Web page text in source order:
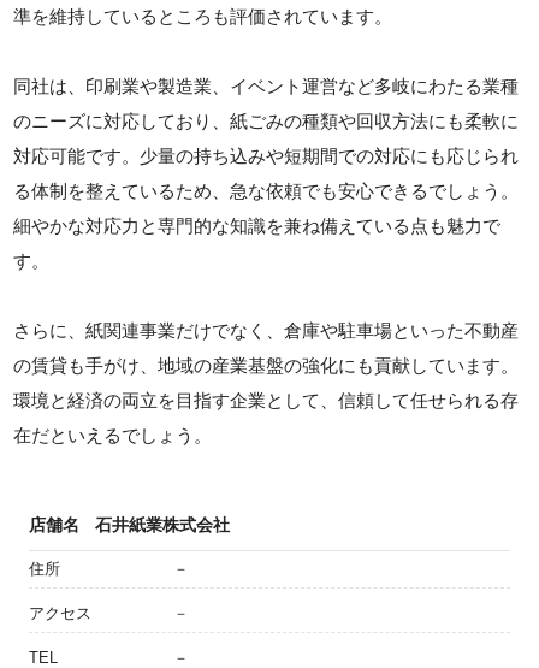
準を維持しているところも評価されています。
同社は、印刷業や製造業、イベント運営など多岐にわたる業種
のニーズに対応しており、紙ごみの種類や回収方法にも柔軟に
対応可能です。少量の持ち込みや短期間での対応にも応じられ
る体制を整えているため、急な依頼でも安心できるでしょう。
細やかな対応力と専門的な知識を兼ね備えている点も魅力で
す。
さらに、紙関連事業だけでなく、倉庫や駐車場といった不動産
の賃貸も手がけ、地域の産業基盤の強化にも貢献しています。
環境と経済の両立を目指す企業として、信頼して任せられる存
在だといえるでしょう。
店舗名 石井紙業株式会社
住所 －
アクセス －
TEL －